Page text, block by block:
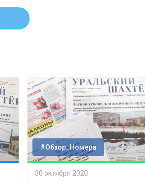
#Обзор_Номера
30 октября 2020